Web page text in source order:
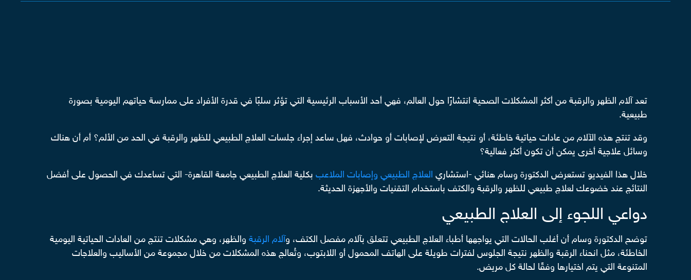
تعد آلام الظهر والرقبة من أكثر المشكلات الصحية انتشارًا حول العالم، فهي أحد الأسباب الرئيسية التي تؤثر سلبًا في قدرة الأفراد على ممارسة حياتهم اليومية بصورة
طبيعية.
وقد تنتج هذه الآلام من عادات حياتية خاطئة، أو نتيجة التعرض لإصابات أو حوادث، فهل ساعد إجراء جلسات العلاج الطبيعي للظهر والرقبة في الحد من الألم؟ أم أن هناك
وسائل علاجية أخرى يمكن أن تكون أكثر فعالية؟
خلال هذا الفيديو تستعرض الدكتورة وسام هنائي -استشاري العلاج الطبيعي وإصابات الملاعببكلية العلاج الطبيعي جامعة القاهرة- التي تساعدك في الحصول على أفضل
النتائج عند خضوعك لعلاج طبيعي للظهر والرقبة والكتف باستخدام التقنيات والأجهزة الحديثة.
دواعي اللجوء إلى العلاج الطبيعي
توضح الدكتورة وسام أن أغلب الحالات التي يواجهها أطباء العلاج الطبيعي تتعلق بآلام مفصل الكتف، وآلام الرقبةوالظهر، وهي مشكلات تنتج من العادات الحياتية اليومية
الخاطئة، مثل انحناء الرقبة والظهر نتيجة الجلوس لفترات طويلة على الهاتف المحمول أو اللابتوب، وتُعالج هذه المشكلات من خلال مجموعة من الأساليب والعلاجات
المتنوعة التي يتم اختيارها وفقًا لحالة كل مريض.